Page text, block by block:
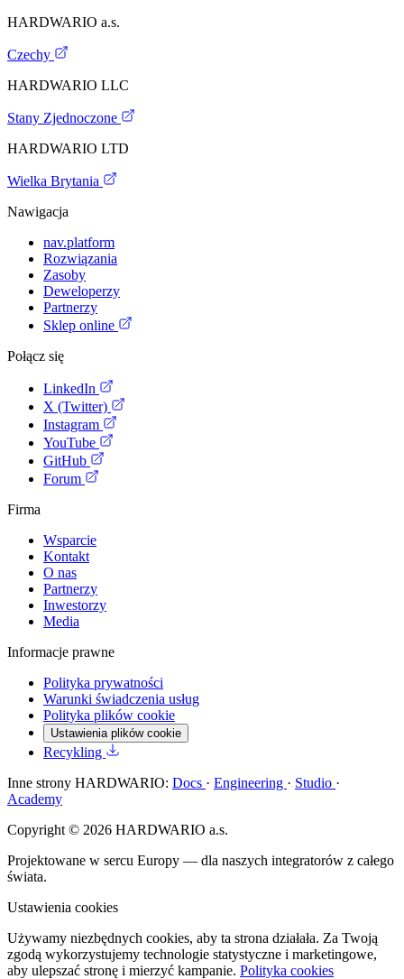
HARDWARIO a.s.
Czechy
HARDWARIO LLC
Stany Zjednoczone
HARDWARIO LTD
Wielka Brytania
Nawigacja
nav.platform
Rozwiązania
Zasoby
Deweloperzy
Partnerzy
Sklep online
Połącz się
LinkedIn
X (Twitter)
Instagram
YouTube
GitHub
Forum
Firma
Wsparcie
Kontakt
O nas
Partnerzy
Inwestorzy
Media
Informacje prawne
Polityka prywatności
Warunki świadczenia usług
Polityka plików cookie
Ustawienia plików cookie
Recykling
Inne strony HARDWARIO: Docs · Engineering · Studio ·
Academy
Copyright © 2026 HARDWARIO a.s.
Projektowane w sercu Europy — dla naszych integratorów z całego
świata.
Ustawienia cookies
Używamy niezbędnych cookies, aby ta strona działała. Za Twoją
zgodą wykorzystujemy technologie statystyczne i marketingowe,
aby ulepszać stronę i mierzyć kampanie. Polityka cookies